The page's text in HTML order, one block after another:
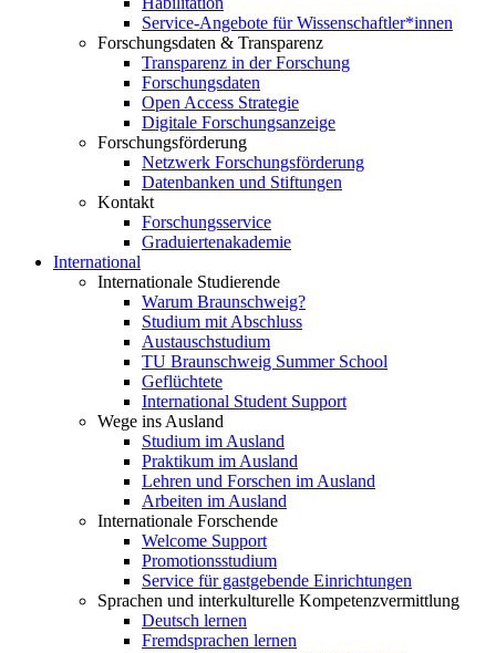
Service-Angebote für Wissenschaftler*innen
Forschungsdaten & Transparenz
Transparenz in der Forschung
Forschungsdaten
Open Access Strategie
Digitale Forschungsanzeige
Forschungsförderung
Netzwerk Forschungsförderung
Datenbanken und Stiftungen
Kontakt
Forschungsservice
Graduiertenakademie
International
Internationale Studierende
Warum Braunschweig?
Studium mit Abschluss
Austauschstudium
TU Braunschweig Summer School
Geflüchtete
International Student Support
Wege ins Ausland
Studium im Ausland
Praktikum im Ausland
Lehren und Forschen im Ausland
Arbeiten im Ausland
Internationale Forschende
Welcome Support
Promotionsstudium
Service für gastgebende Einrichtungen
Sprachen und interkulturelle Kompetenzvermittlung
Deutsch lernen
Fremdsprachen lernen